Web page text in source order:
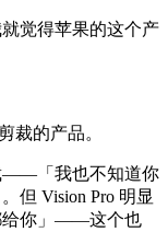
觉得苹果的这个产
裁的产品。
——「我也不知道你
但 Vision Pro 明显
给你」——这个也